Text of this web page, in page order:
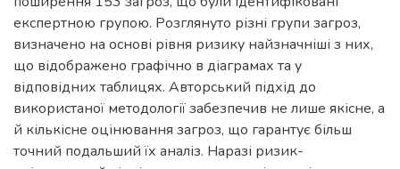
експертною групою. Розглянуто різні групи загроз,
визначено на основі рівня ризику найзначніші з них,
що відображено графічно в діаграмах та у
відповідних таблицях. Авторський підхід до
використаної методології забезпечив не лише якісне, а
й кількісне оцінювання загроз, що гарантує більш
точний подальший їх аналіз. Наразі ризик-